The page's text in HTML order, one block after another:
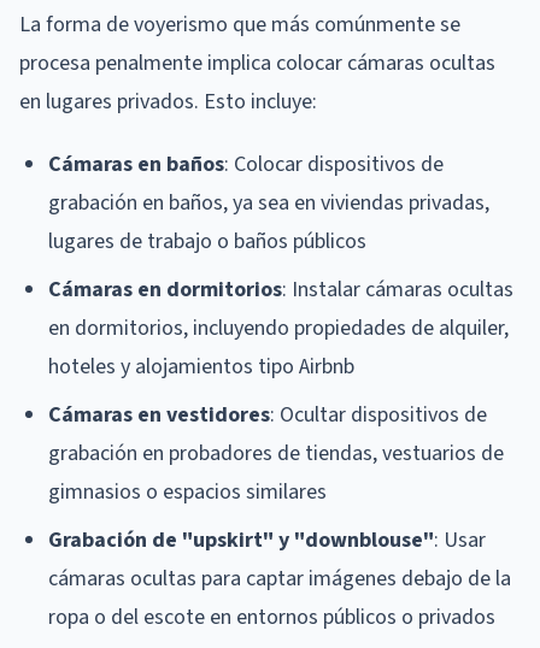
La forma de voyerismo que más comúnmente se
procesa penalmente implica colocar cámaras ocultas
en lugares privados. Esto incluye:
Cámaras en baños: Colocar dispositivos de
grabación en baños, ya sea en viviendas privadas,
lugares de trabajo o baños públicos
Cámaras en dormitorios: Instalar cámaras ocultas
en dormitorios, incluyendo propiedades de alquiler,
hoteles y alojamientos tipo Airbnb
Cámaras en vestidores: Ocultar dispositivos de
grabación en probadores de tiendas, vestuarios de
gimnasios o espacios similares
Grabación de "upskirt" y "downblouse": Usar
cámaras ocultas para captar imágenes debajo de la
ropa o del escote en entornos públicos o privados